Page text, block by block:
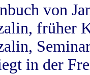
von
früher
in der